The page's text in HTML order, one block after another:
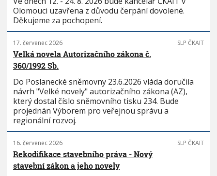
Olomouci uzavřena z důvodu čerpání dovolené.
Děkujeme za pochopení.
17. červenec 2026 SLP ČKAIT
Velká novela Autorizačního zákona č.
360/1992 Sb.
Do Poslanecké sněmovny 23.6.2026 vláda doručila
návrh "Velké novely" autorizačního zákona (AZ),
který dostal číslo sněmovního tisku 234. Bude
projednán Výborem pro veřejnou správu a
regionální rozvoj.
16. červenec 2026 SLP ČKAIT
Rekodifikace stavebního práva - Nový
stavební zákon a jeho novely